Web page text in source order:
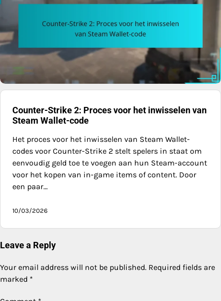
Counter-Strike 2: Proces voor het inwisselen van
Steam Wallet-code
Het proces voor het inwisselen van Steam Wallet-
codes voor Counter-Strike 2 stelt spelers in staat om
eenvoudig geld toe te voegen aan hun Steam-account
voor het kopen van in-game items of content. Door
een paar…
10/03/2026
Leave a Reply
Your email address will not be published. Required fields are
marked *